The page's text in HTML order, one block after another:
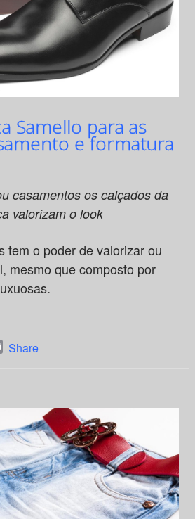
Samello para as
e formatura
casamentos os calçados da
valorizam o look
tem o poder de valorizar ou
mesmo que composto por
Email
Share